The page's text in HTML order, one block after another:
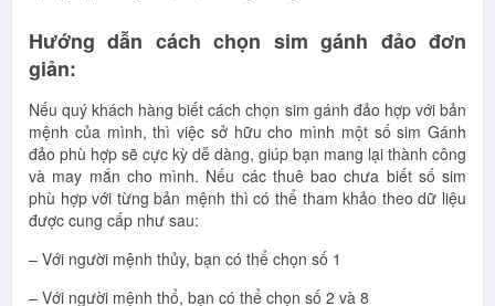
Hướng dẫn cách chọn sim gánh đảo đơn
giản:
Nếu quý khách hàng biết cách chọn sim gánh đảo hợp với bản
mệnh của mình, thì việc sở hữu cho mình một số sim Gánh
đảo phù hợp sẽ cực kỳ dễ dàng, giúp bạn mang lại thành công
và may mắn cho mình. Nếu các thuê bao chưa biết số sim
phù hợp với từng bản mệnh thì có thể tham khảo theo dữ liệu
được cung cấp như sau:
– Với người mệnh thủy, bạn có thể chọn số 1
– Với người mệnh thổ, bạn có thể chọn số 2 và 8